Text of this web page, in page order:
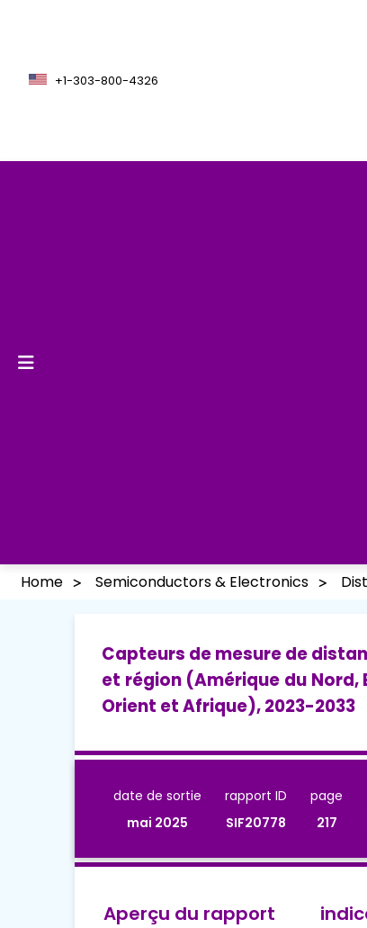
+1-303-800-4326
Home Semiconductors & Electronics
Capteurs de mesure de
et région (Amérique du
Orient et Afrique), 2023-2033
date de sortie
mai 2025
rapport ID
SIF20778
page
217
Aperçu du rapport